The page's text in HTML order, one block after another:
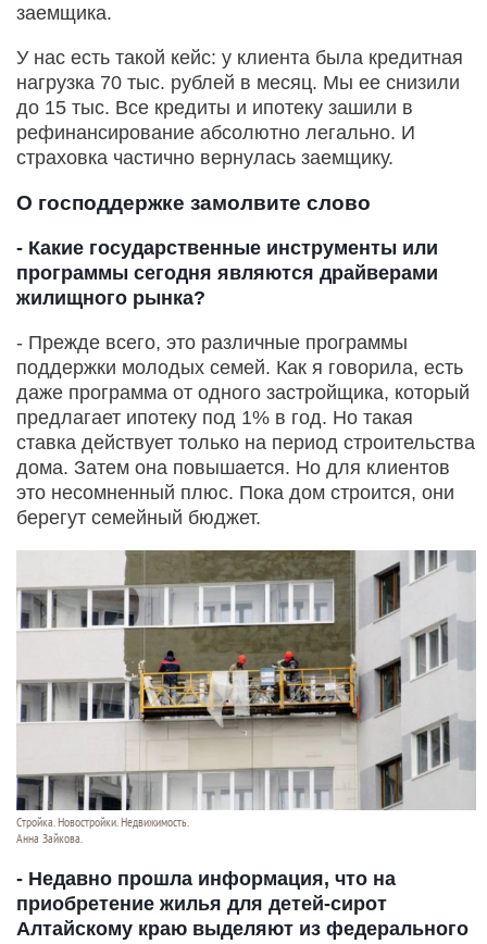
заемщика.
У нас есть такой кейс: у клиента была кредитная
нагрузка 70 тыс. рублей в месяц. Мы ее снизили
до 15 тыс. Все кредиты и ипотеку зашили в
рефинансирование абсолютно легально. И
страховка частично вернулась заемщику.
О господдержке замолвите слово
- Какие государственные инструменты или
программы сегодня являются драйверами
жилищного рынка?
- Прежде всего, это различные программы
поддержки молодых семей. Как я говорила, есть
даже программа от одного застройщика, который
предлагает ипотеку под 1% в год. Но такая
ставка действует только на период строительства
дома. Затем она повышается. Но для клиентов
это несомненный плюс. Пока дом строится, они
берегут семейный бюджет.
Стройка. Новостройки. Недвижимость.
Анна Зайкова.
- Недавно прошла информация, что на
приобретение жилья для детей-сирот
Алтайскому краю выделяют из федерального